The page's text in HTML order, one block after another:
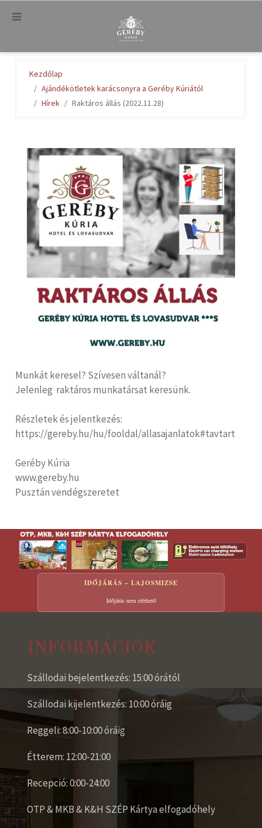
.
Kezdőlap
Ajándékötletek karácsonyra a Geréby Kúriától
Hírek
Raktáros állás (2022.11.28)
Munkát keresel? Szívesen váltanál?
Jelenleg raktáros munkatársat keresünk.
Részletek és jelentkezés:
https://gereby.hu/hu/fooldal/allasajanlatok#tavtart
Geréby Kúria
www.gereby.hu
Pusztán vendégszeretet
IDŐJÁRÁS – LAJOSMIZSE
Időjárás nem elérhető
INFORMÁCIÓK
Szállodai bejelentkezés: 15:00 órától
Szállodai kijelentkezés: 10:00 óráig
Reggeli: 8:00-10:00 óráig
Étterem: 12:00-21:00
Recepció: 0:00-24:00
OTP & MKB & K&H SZÉP Kártya elfogadóhely